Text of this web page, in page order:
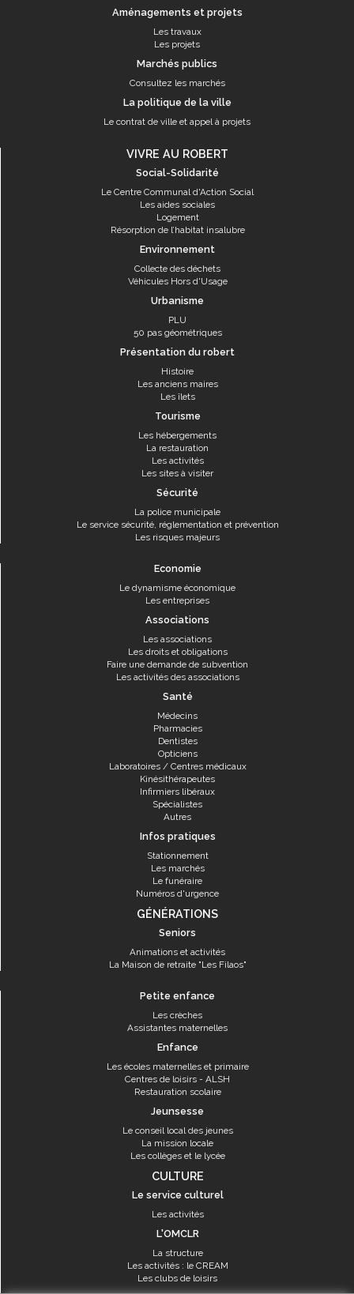
Aménagements et projets
Les travaux
Les projets
Marchés publics
Consultez les marchés
La politique de la ville
Le contrat de ville et appel à projets
VIVRE AU ROBERT
Social-Solidarité
Le Centre Communal d'Action Social
Les aides sociales
Logement
Résorption de l’habitat insalubre
Environnement
Collecte des déchets
Véhicules Hors d'Usage
Urbanisme
PLU
50 pas géométriques
Présentation du robert
Histoire
Les anciens maires
Les îlets
Tourisme
Les hébergements
La restauration
Les activités
Les sites à visiter
Sécurité
La police municipale
Le service sécurité, réglementation et prévention
Les risques majeurs
Economie
Le dynamisme économique
Les entreprises
Associations
Les associations
Les droits et obligations
Faire une demande de subvention
Les activités des associations
Santé
Médecins
Pharmacies
Dentistes
Opticiens
Laboratoires / Centres médicaux
Kinésithérapeutes
Infirmiers libéraux
Spécialistes
Autres
Infos pratiques
Stationnement
Les marchés
Le funéraire
Numéros d'urgence
GÉNÉRATIONS
Seniors
Animations et activités
La Maison de retraite "Les Filaos"
Petite enfance
Les crèches
Assistantes maternelles
Enfance
Les écoles maternelles et primaire
Centres de loisirs - ALSH
Restauration scolaire
Jeunsesse
Le conseil local des jeunes
La mission locale
Les collèges et le lycée
CULTURE
Le service culturel
Les activités
L'OMCLR
La structure
Les activités : le CREAM
Les clubs de loisirs